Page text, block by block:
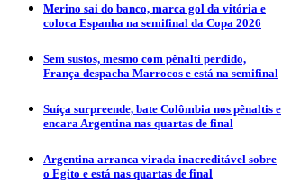
Merino sai do banco, marca gol da vitória e
coloca Espanha na semifinal da Copa 2026
Sem sustos, mesmo com pênalti perdido,
França despacha Marrocos e está na semifinal
Suíça surpreende, bate Colômbia nos pênaltis e
encara Argentina nas quartas de final
Argentina arranca virada inacreditável sobre
o Egito e está nas quartas de final